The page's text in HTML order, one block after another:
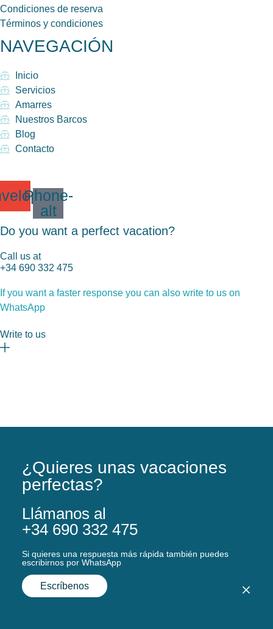
Condiciones de reserva
Términos y condiciones
NAVEGACIÓN
Inicio
Servicios
Amarres
Nuestros Barcos
Blog
Contacto
Phone-
alt
Do you want a perfect vacation?
Call us at
+34 690 332 475
If you want a faster response you can also write to us on
WhatsApp
Write to us
¿Quieres unas vacaciones
perfectas?
Llámanos al
+34 690 332 475
Si quieres una respuesta más rápida también puedes
escribirnos por WhatsApp
Escríbenos